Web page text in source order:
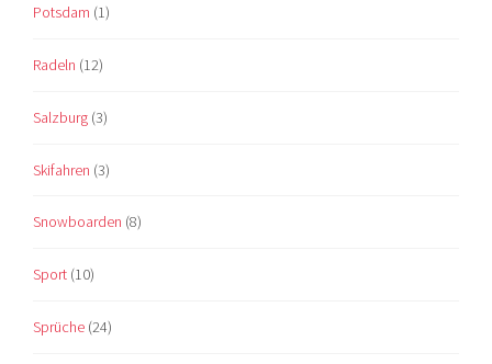
Potsdam (1)
Radeln (12)
Salzburg (3)
Skifahren (3)
Snowboarden (8)
Sport (10)
Sprüche (24)